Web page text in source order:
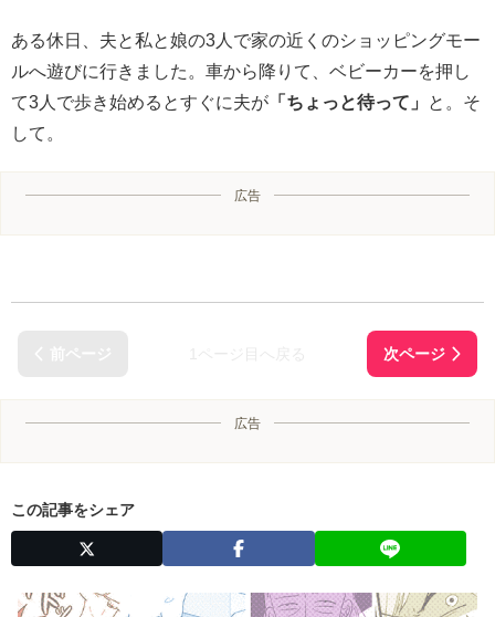
ある休日、夫と私と娘の3人で家の近くのショッピングモー
ルへ遊びに行きました。車から降りて、ベビーカーを押し
て3人で歩き始めるとすぐに夫が 「ちょっと待って」
と。そ
して。
広告
広告
この記事をシェア